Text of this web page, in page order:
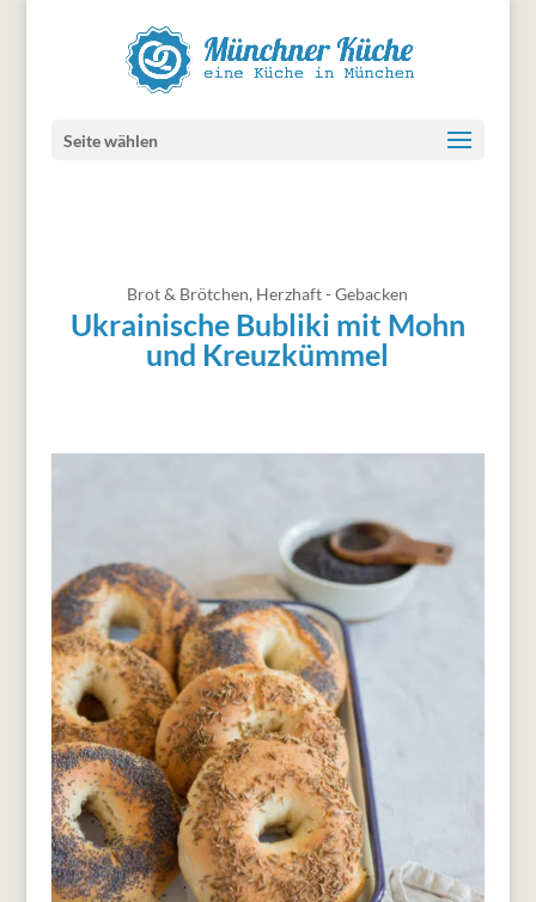
Seite wählen
Brot & Brötchen, Herzhaft - Gebacken
Ukrainische Bubliki mit Mohn
und Kreuzkümmel